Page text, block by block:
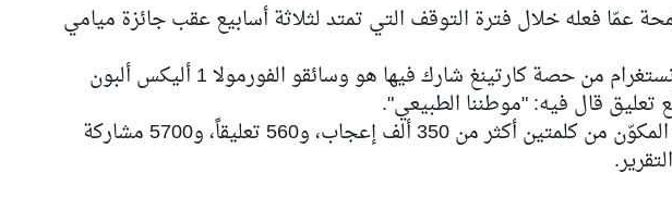
عمّا فعله خلال فترة التوقف التي تمتد لثلاثة أسابيع عقب جائزة ميامي
حيث نشر صوراً على إنستغرام من حصة كارتينغ شارك فيها هو وسائقو الفورمولا 1 أليكس ألبون
تعليق قال فيه: "موطننا الطبيعي".
وقد حصد هذا الوصف المكوّن من كلمتين أكثر من 350 ألف إعجاب، و560 تعليقاً، و5700 مشاركة